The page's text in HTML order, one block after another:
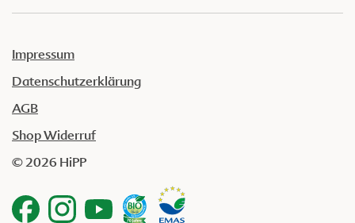
Impressum
Datenschutzerklärung
AGB
Shop Widerruf
© 2026 HiPP